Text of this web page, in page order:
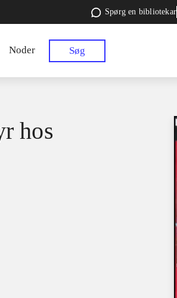
Spørg en bibliotekar
Noder Søg
hos